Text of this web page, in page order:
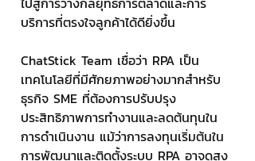
บริการที่ตรงใจลูกค้าได้ดียิ่งขึ้น
ChatStick Team เชื่อว่า RPA เป็น
เทคโนโลยีที่มีศักยภาพอย่างมากสำหรับ
ธุรกิจ SME ที่ต้องการปรับปรุง
ประสิทธิภาพการทำงานและลดต้นทุนใน
การดำเนินงาน แม้ว่าการลงทุนเริ่มต้นใน
การพัฒนาและติดตั้งระบบ RPA อาจดูสูง